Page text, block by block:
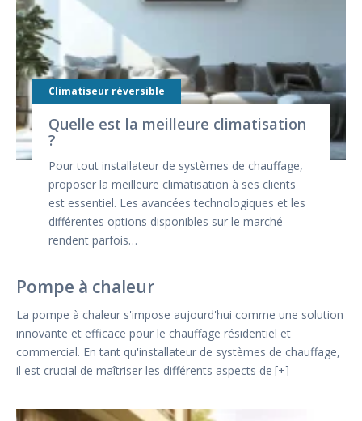
Climatiseur réversible
Quelle est la meilleure climatisation
?
Pour tout installateur de systèmes de chauffage,
proposer la meilleure climatisation à ses clients
est essentiel. Les avancées technologiques et les
différentes options disponibles sur le marché
rendent parfois…
Pompe à chaleur
La pompe à chaleur s'impose aujourd'hui comme une solution
innovante et efficace pour le chauffage résidentiel et
commercial. En tant qu'installateur de systèmes de chauffage,
il est crucial de maîtriser les différents aspects de +